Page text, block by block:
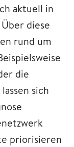
aktuell in
diese
rund um
die
sich
priorisieren